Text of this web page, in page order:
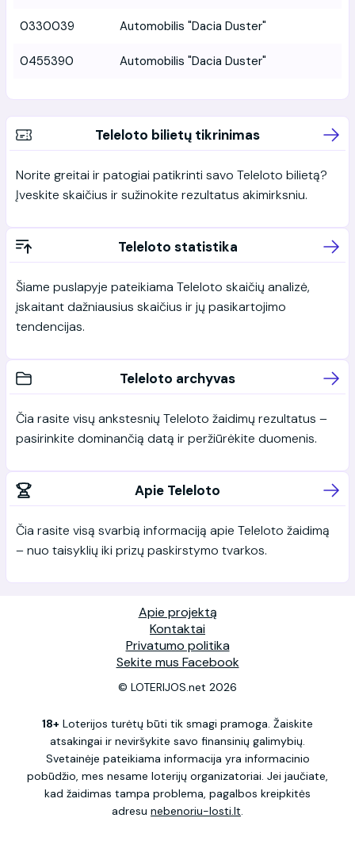
0330039 Automobilis "Dacia Duster"
0455390 Automobilis "Dacia Duster"
Teleloto bilietų tikrinimas
Norite greitai ir patogiai patikrinti savo Teleloto bilietą?
Įveskite skaičius ir sužinokite rezultatus akimirksniu.
Teleloto statistika
Šiame puslapyje pateikiama Teleloto skaičių analizė,
įskaitant dažniausius skaičius ir jų pasikartojimo
tendencijas.
Teleloto archyvas
Čia rasite visų ankstesnių Teleloto žaidimų rezultatus –
pasirinkite dominančią datą ir peržiūrėkite duomenis.
Apie Teleloto
Čia rasite visą svarbią informaciją apie Teleloto žaidimą
– nuo taisyklių iki prizų paskirstymo tvarkos.
Apie projektą
Kontaktai
Privatumo politika
Sekite mus Facebook
© LOTERIJOS.net 2026
18+ Loterijos turėtų būti tik smagi pramoga. Žaiskite
atsakingai ir neviršykite savo finansinių galimybių.
Svetainėje pateikiama informacija yra informacinio
pobūdžio, mes nesame loterijų organizatoriai. Jei jaučiate,
kad žaidimas tampa problema, pagalbos kreipkitės
adresu nebenoriu-losti.lt